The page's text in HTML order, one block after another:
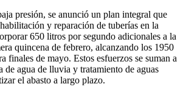
presión, se anunció un plan integral que
y reparación de tuberías en la
650 litros por segundo adicionales a la
quincena de febrero, alcanzando los 1950
finales de mayo. Estos esfuerzos se suman a
de agua de lluvia y tratamiento de aguas
el abasto a largo plazo.